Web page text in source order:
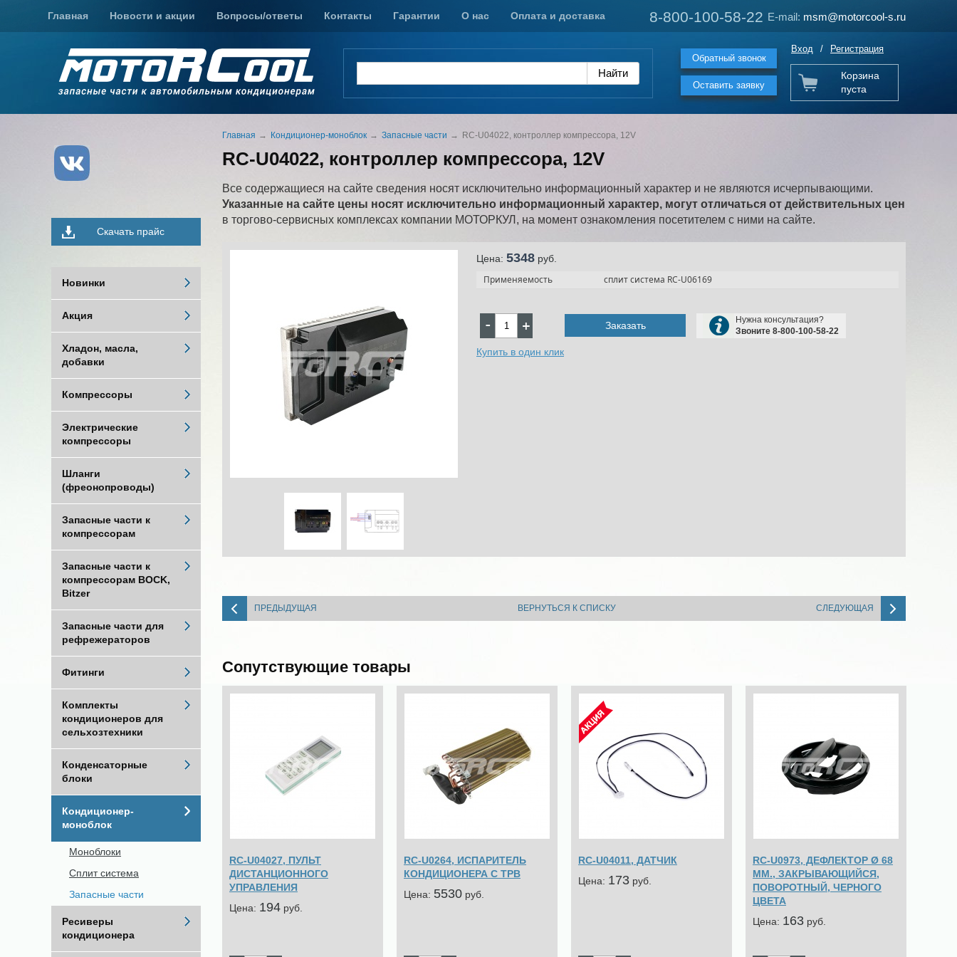
8-800-100-58-22 E-mail: msm@motorcool-s.ru
Обратный звонок
Оставить заявку
8-800-100-58-22 E-mail: msm@motorcool-s.ru
Главная Новости и акции Вопросы/ответы Контакты Гарантии О нас Оплата и доставка
Вход / Регистрация
Корзина
пуста
Главная Кондиционер-моноблок Запасные части RC-U04022, контроллер компрессора, 12V
RC-U04022, контроллер компрессора, 12V
Все содержащиеся на сайте сведения носят исключительно информационный характер и не являются исчерпывающими.
Указанные на сайте цены носят исключительно информационный характер, могут отличаться от действительных цен
в торгово-сервисных комплексах компании МОТОРКУЛ, на момент ознакомления посетителем с ними на сайте.
Цена: 5348 pуб.
Применяемость сплит система RC-U06169
Заказать
Нужна консультация?
Звоните 8-800-100-58-22
Купить в один клик
ПРЕДЫДУЩАЯ ВЕРНУТЬСЯ К СПИСКУ СЛЕДУЮЩАЯ
Сопутствующие товары
RC-U04027, ПУЛЬТ
ДИСТАНЦИОННОГО
УПРАВЛЕНИЯ
Цена: 194 pуб.
RC-U0264, ИСПАРИТЕЛЬ
КОНДИЦИОНЕРА С ТРВ
Цена: 5530 pуб.
RC-U04011, ДАТЧИК
Цена: 173 pуб.
RC-U0973, ДЕФЛЕКТОР Ø 68
ММ., ЗАКРЫВАЮЩИЙСЯ,
ПОВОРОТНЫЙ, ЧЕРНОГО
ЦВЕТА
Цена: 163 pуб.
Скачать прайс
Новинки
Акция
Хладон, масла,
добавки
Компрессоры
Электрические
компрессоры
Шланги
(фреонопроводы)
Запасные части к
компрессорам
Запасные части к
компрессорам BOCK,
Bitzer
Запасные части для
рефрежераторов
Фитинги
Комплекты
кондиционеров для
сельхозтехники
Конденсаторные
блоки
Кондиционер-
моноблок
Моноблоки
Сплит система
Запасные части
Ресиверы
кондиционера